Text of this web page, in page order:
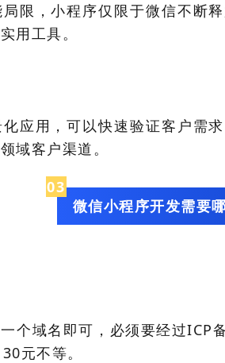
限，小程序仅限于微信不断
用工具。
应用，可以快速验证客户需
域客户渠道。
03
微信小程序开发需要
个域名即可，必须要经过ICP
元不等。